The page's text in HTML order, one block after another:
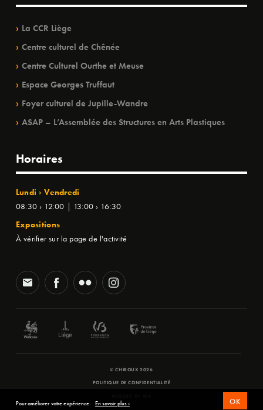
La CCR Liège
Centre culturel de Chênée
Centre Culturel Ourthe et Meuse
Espace Georges Truffaut
Foyer culturel de Jupille-Wandre
ASAP – L’Assemblée des Structures en Arts Plastiques
Horaires
Lundi › Vendredi
08:30 › 12:00 | 13:00 › 16:30
Expositions
À vérifier sur la page de l'activité
© CHIROUX 2026
POLITIQUE DE CONFIDENTIALITÉ
Pour améliorer votre expérience. En savoir plus › OK